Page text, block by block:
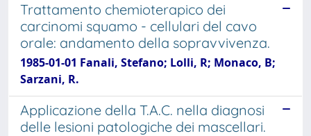
Trattamento chemioterapico dei
carcinomi squamo - cellulari del cavo
orale: andamento della sopravvivenza.
1985-01-01 Fanali, Stefano; Lolli, R; Monaco, B;
Sarzani, R.
Applicazione della T.A.C. nella diagnosi
delle lesioni patologiche dei mascellari.